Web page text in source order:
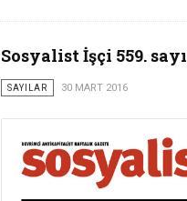
Sosyalist İşçi 559. sayı
SAYILAR 30 MART 2016